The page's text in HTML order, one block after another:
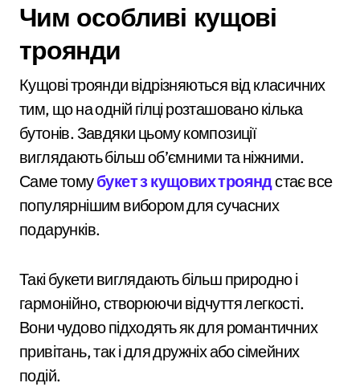
Чим особливі кущові
троянди
Кущові троянди відрізняються від класичних
тим, що на одній гілці розташовано кілька
бутонів. Завдяки цьому композиції
виглядають більш об’ємними та ніжними.
Саме томубукет з кущових трояндстає все
популярнішим вибором для сучасних
подарунків.
Такі букети виглядають більш природно і
гармонійно, створюючи відчуття легкості.
Вони чудово підходять як для романтичних
привітань, так і для дружніх або сімейних
подій.